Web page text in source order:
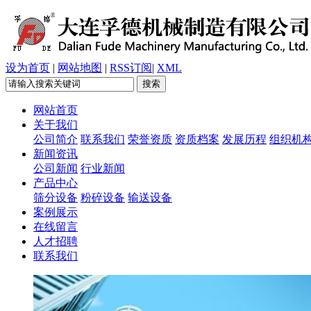
设为首页 | 网站地图 | RSS订阅| XML
网站首页
关于我们
公司简介 联系我们 荣誉资质 资质档案 发展历程 组织机
新闻资讯
公司新闻 行业新闻
产品中心
筛分设备 粉碎设备 输送设备
案例展示
在线留言
人才招聘
联系我们